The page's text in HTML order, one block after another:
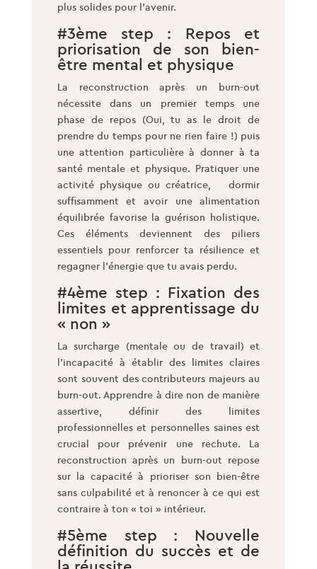
plus solides pour l’avenir.
#3ème step : Repos et
priorisation de son bien-
être mental et physique
La reconstruction après un burn-out
nécessite dans un premier temps une
phase de repos (Oui, tu as le droit de
prendre du temps pour ne rien faire !) puis
une attention particulière à donner à ta
santé mentale et physique. Pratiquer une
activité physique ou créatrice, dormir
suffisamment et avoir une alimentation
équilibrée favorise la guérison holistique.
Ces éléments deviennent des piliers
essentiels pour renforcer ta résilience et
regagner l’énergie que tu avais perdu.
#4ème step : Fixation des
limites et apprentissage du
« non »
La surcharge (mentale ou de travail) et
l’incapacité à établir des limites claires
sont souvent des contributeurs majeurs au
burn-out. Apprendre à dire non de manière
assertive, définir des limites
professionnelles et personnelles saines est
crucial pour prévenir une rechute. La
reconstruction après un burn-out repose
sur la capacité à prioriser son bien-être
sans culpabilité et à renoncer à ce qui est
contraire à ton « toi » intérieur.
#5ème step : Nouvelle
définition du succès et de